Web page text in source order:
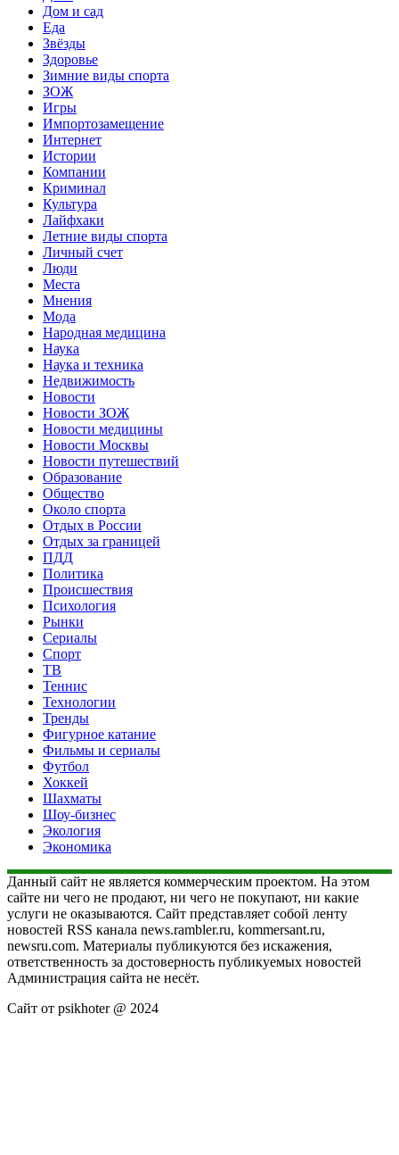
Дом и сад
Еда
Звёзды
Здоровье
Зимние виды спорта
ЗОЖ
Игры
Импортозамещение
Интернет
Истории
Компании
Криминал
Культура
Лайфхаки
Летние виды спорта
Личный счет
Люди
Места
Мнения
Мода
Народная медицина
Наука
Наука и техника
Недвижимость
Новости
Новости ЗОЖ
Новости медицины
Новости Москвы
Новости путешествий
Образование
Общество
Около спорта
Отдых в России
Отдых за границей
ПДД
Политика
Происшествия
Психология
Рынки
Сериалы
Спорт
ТВ
Теннис
Технологии
Тренды
Фигурное катание
Фильмы и сериалы
Футбол
Хоккей
Шахматы
Шоу-бизнес
Экология
Экономика
Данный сайт не является коммерческим проектом. На этом
сайте ни чего не продают, ни чего не покупают, ни какие
услуги не оказываются. Сайт представляет собой ленту
новостей RSS канала news.rambler.ru, kommersant.ru,
newsru.com. Материалы публикуются без искажения,
ответственность за достоверность публикуемых новостей
Администрация сайта не несёт.
Сайт от psikhoter @ 2024